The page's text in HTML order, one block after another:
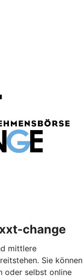
change
mittlere
Sie können
oder selbst online